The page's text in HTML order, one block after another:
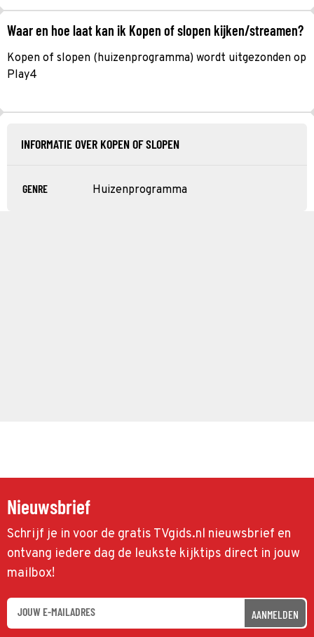
Waar en hoe laat kan ik Kopen of slopen kijken/streamen?
Kopen of slopen (huizenprogramma) wordt uitgezonden op
Play4
INFORMATIE OVER KOPEN OF SLOPEN
GENRE Huizenprogramma
Nieuwsbrief
Schrijf je in voor de gratis TVgids.nl nieuwsbrief en
ontvang iedere dag de leukste kijktips direct in jouw
mailbox!
AANMELDEN